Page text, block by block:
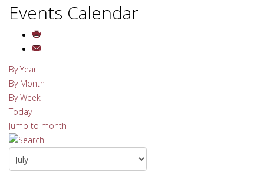
Events Calendar
By Year
By Month
By Week
Today
Jump to month